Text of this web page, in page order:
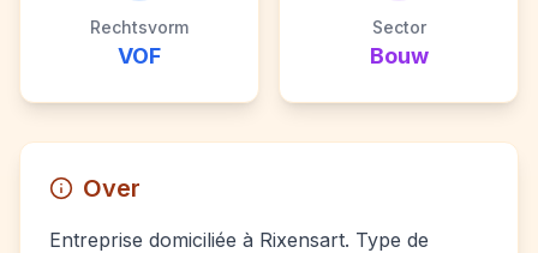
Rechtsvorm
VOF
Sector
Bouw
Over
Entreprise domiciliée à Rixensart. Type de